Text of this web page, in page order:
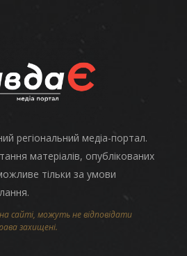
регіональний медіа-портал.
матеріалів, опублікованих
тільки за умови
сайті, можуть не відповідати
захищені.